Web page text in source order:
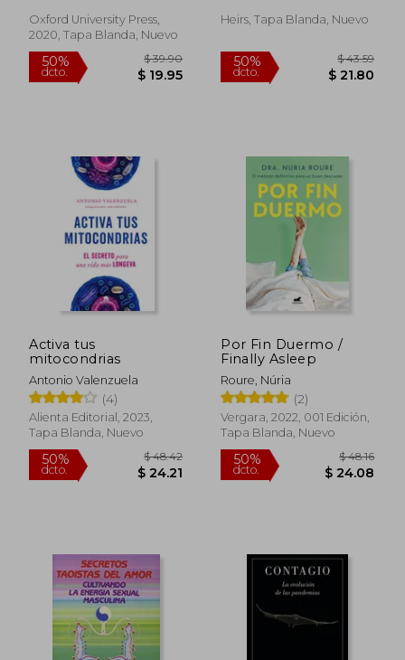
50%
dcto.
Inglés)
Van Gelder, Geert
Oxford University Press,
2020, Tapa Blanda, Nuevo
Heirs, Tapa Blanda, Nuevo
Activa tus
mitocondrias
Antonio Valenzuela
(4)
Alienta Editorial, 2023,
Tapa Blanda, Nuevo
Por Fin Duermo /
Finally Asleep
Roure, Núria
(2)
Vergara, 2022, 001 Edición,
Tapa Blanda, Nuevo